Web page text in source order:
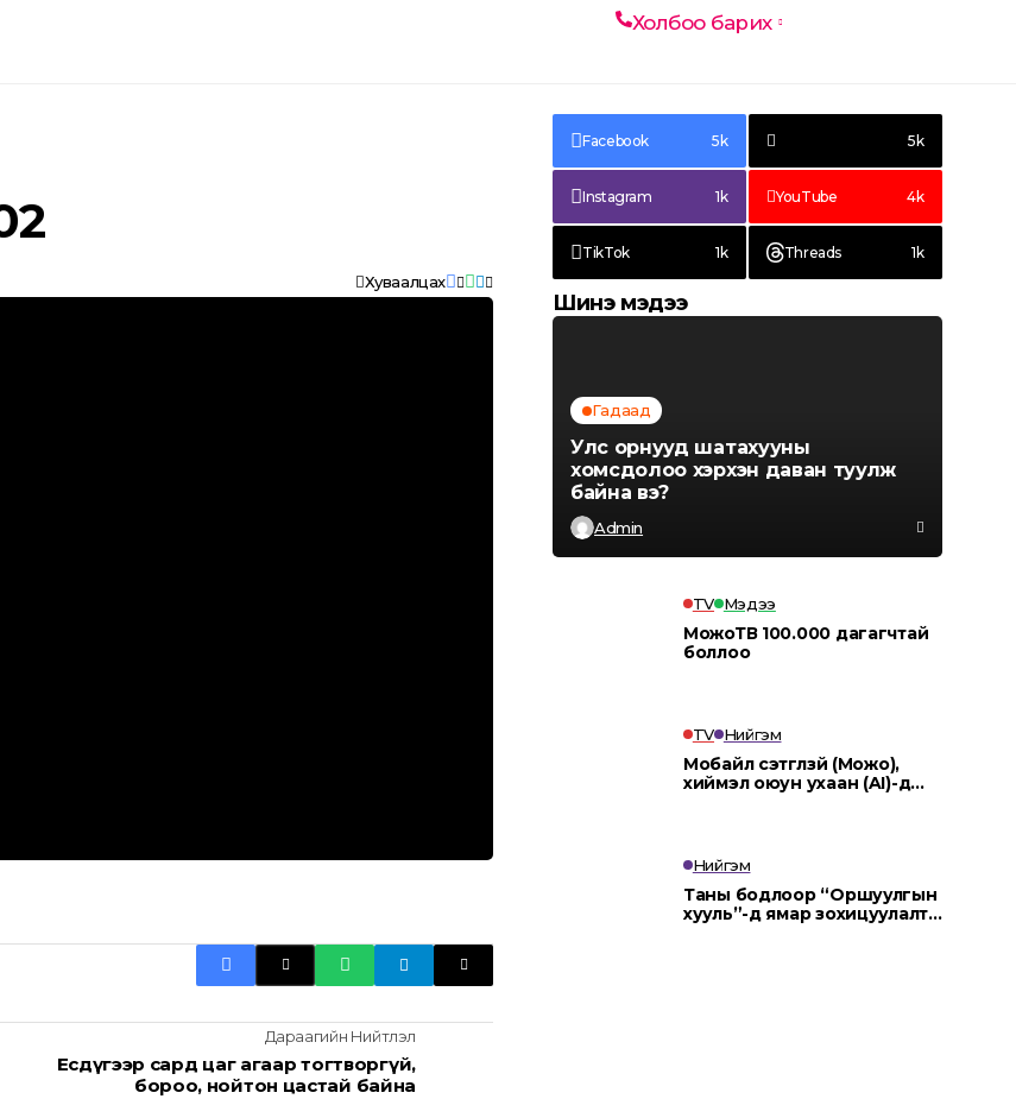
Холбоо барих
Хуваалцах
Дараагийн Нийтлэл
Есдүгээр сард цаг агаар тогтворгүй,
бороо, нойтон цастай байна
Facebook 5k 5k
Instagram 1k YouTube 4k
TikTok 1k Threads 1k
Шинэ мэдээ
Гадаад
Улс орнууд шатахууны
хомсдолоо хэрхэн даван туулж
байна вэ?
Admin
TV Мэдээ
МожоТВ 100.000 дагагчтай
боллоо
TV Нийгэм
Мобайл сэтгүүлзүй (Можо),
хиймэл оюун ухаан (AI)-д
Нийгэм
Таны бодлоор “Оршуулгын
хууль”-д ямар зохицуулалт